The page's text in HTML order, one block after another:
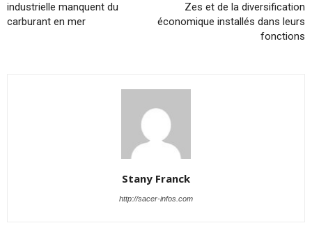
industrielle manquent du
carburant en mer
Zes et de la diversification
économique installés dans leurs
fonctions
Stany Franck
http://sacer-infos.com